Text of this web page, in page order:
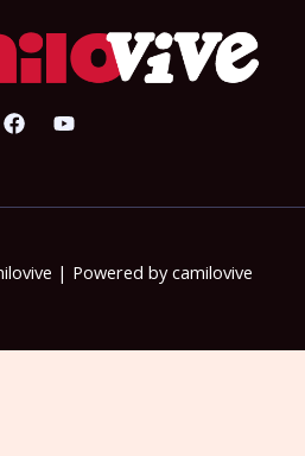
| Powered by camilovive